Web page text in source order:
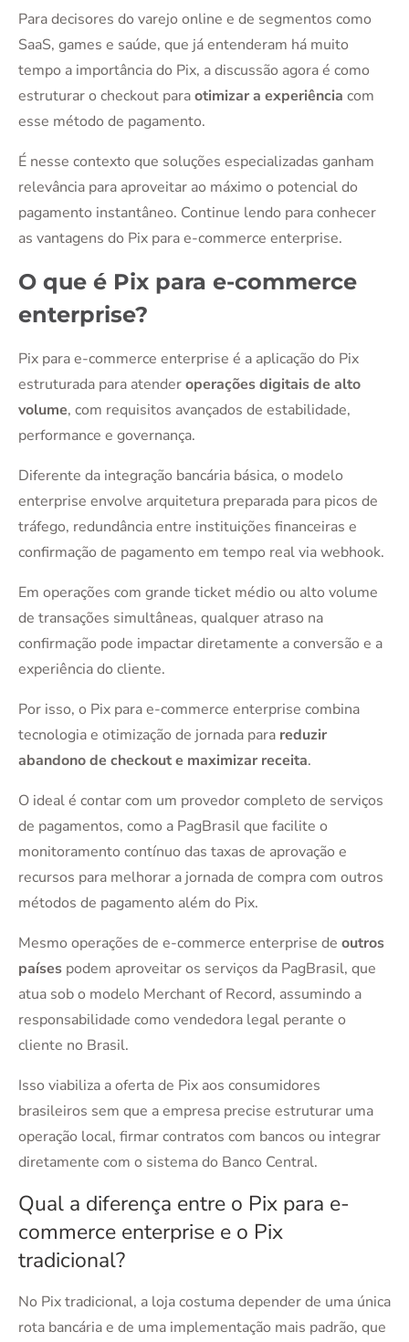
Para decisores do varejo online e de segmentos como
SaaS, games e saúde, que já entenderam há muito
tempo a importância do Pix, a discussão agora é como
estruturar o checkout paraotimizar a experiência com
esse método de pagamento.
É nesse contexto que soluções especializadas ganham
relevância para aproveitar ao máximo o potencial do
pagamento instantâneo. Continue lendo para conhecer
as vantagens do Pix para e-commerce enterprise.
O que é Pix para e-commerce
enterprise?
Pix para e-commerce enterprise é a aplicação do Pix
estruturada para atenderoperações digitais de alto
volume, com requisitos avançados de estabilidade,
performance e governança.
Diferente da integração bancária básica, o modelo
enterprise envolve arquitetura preparada para picos de
tráfego, redundância entre instituições financeiras e
confirmação de pagamento em tempo real via webhook.
Em operações com grande ticket médio ou alto volume
de transações simultâneas, qualquer atraso na
confirmação pode impactar diretamente a conversão e a
experiência do cliente.
Por isso, o Pix para e-commerce enterprise combina
tecnologia e otimização de jornada para reduzir
abandono de checkout e maximizar receita.
O ideal é contar com um provedor completo de serviços
de pagamentos, como a PagBrasil que facilite o
monitoramento contínuo das taxas de aprovação e
recursos para melhorar a jornada de compra com outros
métodos de pagamento além do Pix.
Mesmo operações de e-commerce enterprise de outros
países podem aproveitar os serviços da PagBrasil, que
atua sob o modelo Merchant of Record, assumindo a
responsabilidade como vendedora legal perante o
cliente no Brasil.
Isso viabiliza a oferta de Pix aos consumidores
brasileiros sem que a empresa precise estruturar uma
operação local, firmar contratos com bancos ou integrar
diretamente com o sistema do Banco Central.
Qual a diferença entre o Pix para e-
commerce enterprise e o Pix
tradicional?
No Pix tradicional, a loja costuma depender de uma única
rota bancária e de uma implementação mais padrão, que